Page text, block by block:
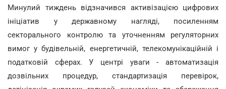
Минулий тиждень відзначився активізацією цифрових
ініціатив у державному нагляді, посиленням
секторального контролю та уточненням регуляторних
вимог у будівельній, енергетичній, телекомунікаційній і
податковій сферах. У центрі уваги - автоматизація
дозвільних процедур, стандартизація перевірок,